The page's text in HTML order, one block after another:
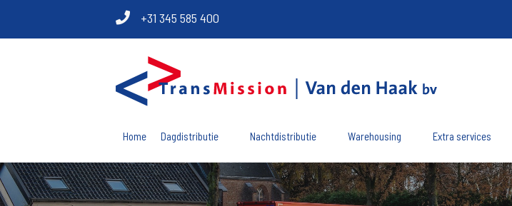
+31 345 585 400
Home Dagdistributie Nachtdistributie Warehousing Extra services